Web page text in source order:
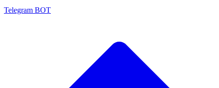
Telegram BOT